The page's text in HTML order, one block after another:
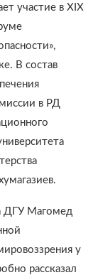
участие в XIX
В состав
в РД
ДГУ Магомед
у
рассказал